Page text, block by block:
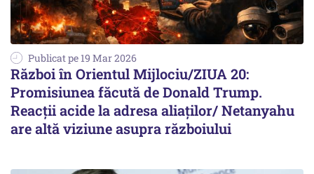
Publicat pe 19 Mar 2026
Război în Orientul Mijlociu/ZIUA 20:
Promisiunea făcută de Donald Trump.
Reacții acide la adresa aliaților/ Netanyahu
are altă viziune asupra războiului